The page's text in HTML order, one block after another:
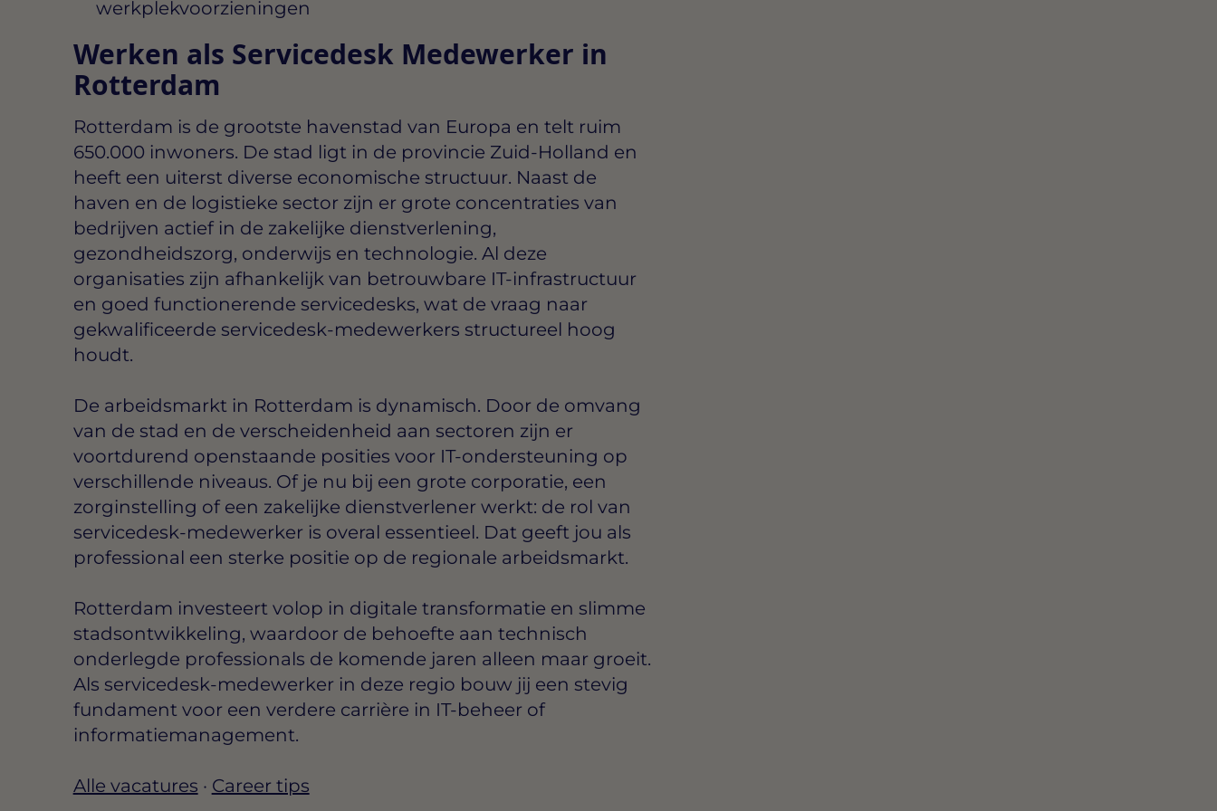
werkplekvoorzieningen
Werken als Servicedesk Medewerker in
Rotterdam
Rotterdam is de grootste havenstad van Europa en telt ruim
650.000 inwoners. De stad ligt in de provincie Zuid-Holland en
heeft een uiterst diverse economische structuur. Naast de
haven en de logistieke sector zijn er grote concentraties van
bedrijven actief in de zakelijke dienstverlening,
gezondheidszorg, onderwijs en technologie. Al deze
organisaties zijn afhankelijk van betrouwbare IT-infrastructuur
en goed functionerende servicedesks, wat de vraag naar
gekwalificeerde servicedesk-medewerkers structureel hoog
houdt.
De arbeidsmarkt in Rotterdam is dynamisch. Door de omvang
van de stad en de verscheidenheid aan sectoren zijn er
voortdurend openstaande posities voor IT-ondersteuning op
verschillende niveaus. Of je nu bij een grote corporatie, een
zorginstelling of een zakelijke dienstverlener werkt: de rol van
servicedesk-medewerker is overal essentieel. Dat geeft jou als
professional een sterke positie op de regionale arbeidsmarkt.
Rotterdam investeert volop in digitale transformatie en slimme
stadsontwikkeling, waardoor de behoefte aan technisch
onderlegde professionals de komende jaren alleen maar groeit.
Als servicedesk-medewerker in deze regio bouw jij een stevig
fundament voor een verdere carrière in IT-beheer of
informatiemanagement.
Alle vacatures · Career tips